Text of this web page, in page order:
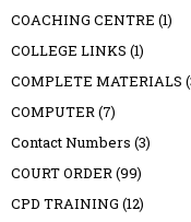
COACHING CENTRE (1)
COLLEGE LINKS (1)
COMPLETE MATERIALS
COMPUTER(7)
Contact Numbers (3)
COURT ORDER(99)
CPD TRAINING (12)